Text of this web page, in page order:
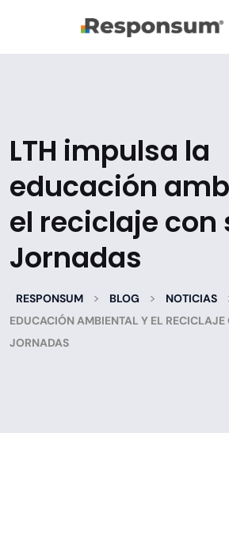
LTH impulsa la
educación
el reciclaje con
Jornadas
RESPONSUM > BLOG > NOTICIAS
EDUCACIÓN AMBIENTAL Y EL RECICLAJE
JORNADAS